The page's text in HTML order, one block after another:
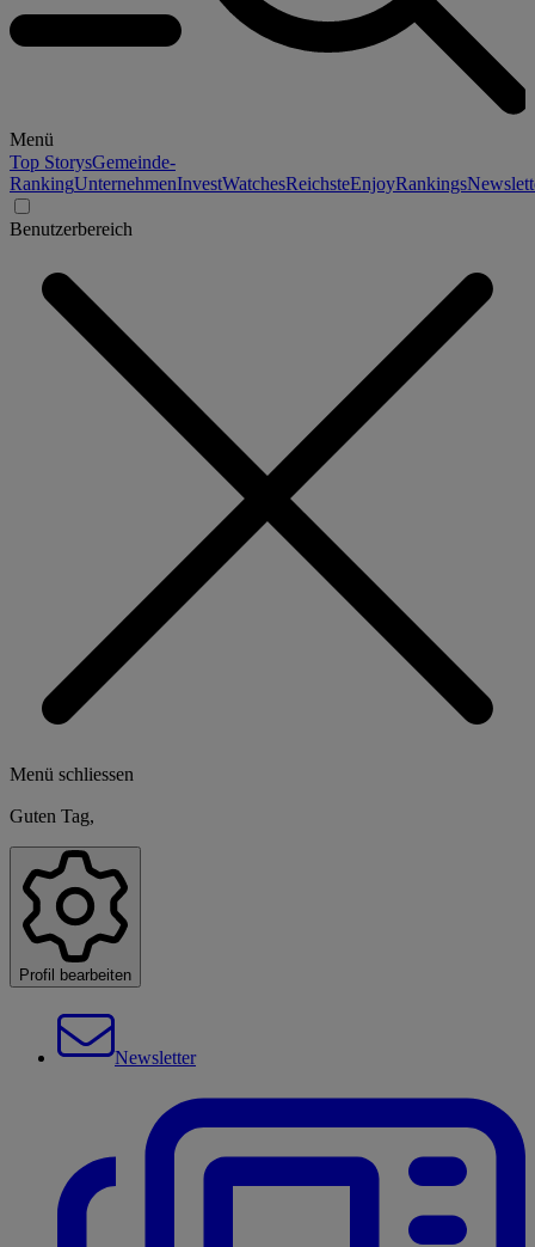
Menü
Top StorysGemeinde-
RankingUnternehmenInvestWatchesReichsteEnjoyRankings
Benutzerbereich
Menü schliessen
Guten Tag,
Profil bearbeiten
Newsletter